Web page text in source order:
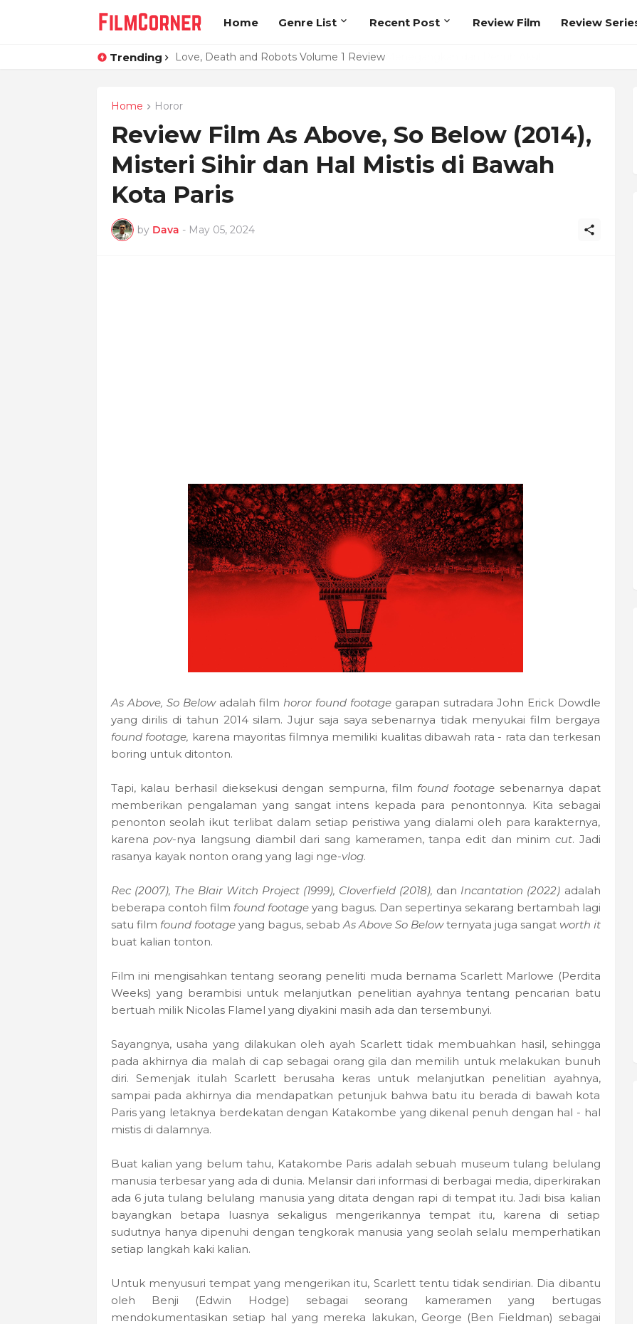
Home Genre List Recent Post Review Film Review
Trending Love, Death and Robots Volume 1 Review
Home Horor
Review Film As Above, So Below (2014),
Misteri Sihir dan Hal Mistis di Bawah
Kota Paris
by Dava - May 05, 2024
As Above, So Below adalah film horor found footage garapan sutradara John Erick Dowdle
yang dirilis di tahun 2014 silam. Jujur saja saya sebenarnya tidak menyukai film bergaya
found footage, karena mayoritas filmnya memiliki kualitas dibawah rata - rata dan terkesan
boring untuk ditonton.
Tapi, kalau berhasil dieksekusi dengan sempurna, film found footage sebenarnya dapat
memberikan pengalaman yang sangat intens kepada para penontonnya. Kita sebagai
penonton seolah ikut terlibat dalam setiap peristiwa yang dialami oleh para karakternya,
karenapov-nya langsung diambil dari sang kameramen, tanpa edit dan minim cut. Jadi
rasanya kayak nonton orang yang lagi nge-vlog.
Rec (2007), The Blair Witch Project (1999), Cloverfield (2018), dan Incantation (2022) adalah
beberapa contoh film found footageyang bagus. Dan sepertinya sekarang bertambah lagi
satu film found footageyang bagus, sebabAs Above So Belowternyata juga sangatworth it
buat kalian tonton.
Film ini mengisahkan tentang seorang peneliti muda bernama Scarlett Marlowe (Perdita
Weeks) yang berambisi untuk melanjutkan penelitian ayahnya tentang pencarian batu
bertuah milik Nicolas Flamel yang diyakini masih ada dan tersembunyi.
Sayangnya, usaha yang dilakukan oleh ayah Scarlett tidak membuahkan hasil, sehingga
pada akhirnya dia malah di cap sebagai orang gila dan memilih untuk melakukan bunuh
diri. Semenjak itulah Scarlett berusaha keras untuk melanjutkan penelitian ayahnya,
sampai pada akhirnya dia mendapatkan petunjuk bahwa batu itu berada di bawah kota
Paris yang letaknya berdekatan dengan Katakombe yang dikenal penuh dengan hal - hal
mistis di dalamnya.
Buat kalian yang belum tahu, Katakombe Paris adalah sebuah museum tulang belulang
manusia terbesar yang ada di dunia. Melansir dari informasi di berbagai media, diperkirakan
ada 6 juta tulang belulang manusia yang ditata dengan rapi di tempat itu. Jadi bisa kalian
bayangkan betapa luasnya sekaligus mengerikannya tempat itu, karena di setiap
sudutnya hanya dipenuhi dengan tengkorak manusia yang seolah selalu memperhatikan
setiap langkah kaki kalian.
Untuk menyusuri tempat yang mengerikan itu, Scarlett tentu tidak sendirian. Dia dibantu
oleh Benji (Edwin Hodge) sebagai seorang kameramen yang bertugas
mendokumentasikan setiap hal yang mereka lakukan, George (Ben Fieldman) sebagai